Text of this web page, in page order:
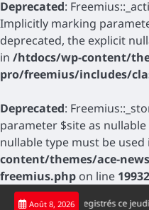
Deprecated:
Implicitly marking
deprecated, the explicit
in /htdocs/wp-content/
pro/freemius/includes/
Deprecated:
parameter $site as
nullable type must be used
content/themes/ace-
freemius.php on line 19932
Skip
Août 8, 2026
enregistrés ce jeudi dans